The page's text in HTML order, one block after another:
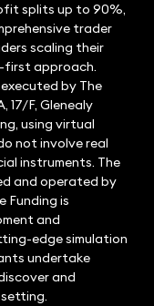
splits up to 90%,
trader
scaling their
first approach.
by The
17/F, Glenealy
using virtual
not involve real
instruments. The
and operated by
Funding is
and
edge simulation
undertake
and